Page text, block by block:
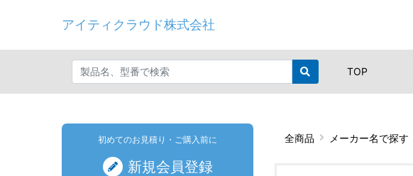
アイティクラウド株式会社
TOP
全商品 メーカー名で探す
初めてのお見積り・ご購入前に
新規会員登録